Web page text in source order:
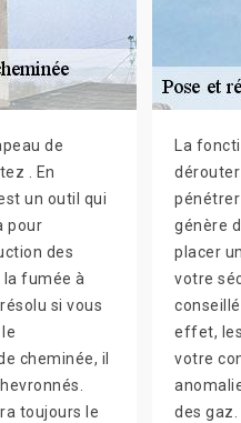
de
. En
un outil qui
pour
des
la fumée à
si vous
cheminée, il
toujours le
La
génère
placer
votre
effet,
votre
des